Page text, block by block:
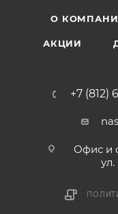
О
АКЦИИ
+7 (812)
Офис и
ул.